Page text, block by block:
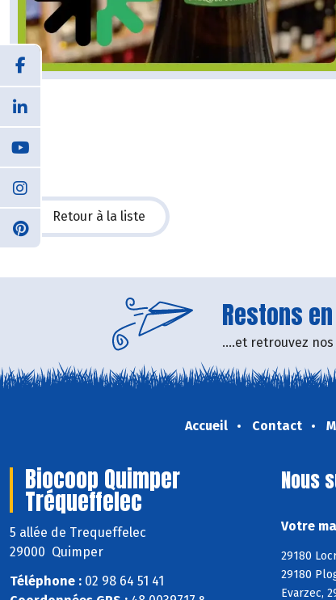
Retour à la liste
Restons
....et retrouvez
Accueil Contact
Biocoop Quimper
Tréqueffelec
5 allée de Trequeffelec
29000 Quimper
Téléphone : 02 98 64 51 41
Nous
Votre
29180
29180
Evarzec,